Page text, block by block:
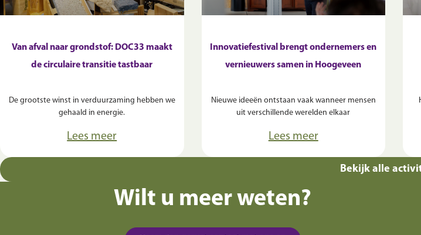
Van afval naar grondstof: DOC33 maakt
de circulaire transitie tastbaar
De grootste winst in verduurzaming hebben we
gehaald in energie.
Lees meer
Innovatiefestival brengt ondernemers en
vernieuwers samen in Hoogeveen
Nieuwe ideeën ontstaan vaak wanneer mensen
uit verschillende werelden elkaar
Lees meer
Bekijk alle
Wilt u meer weten?